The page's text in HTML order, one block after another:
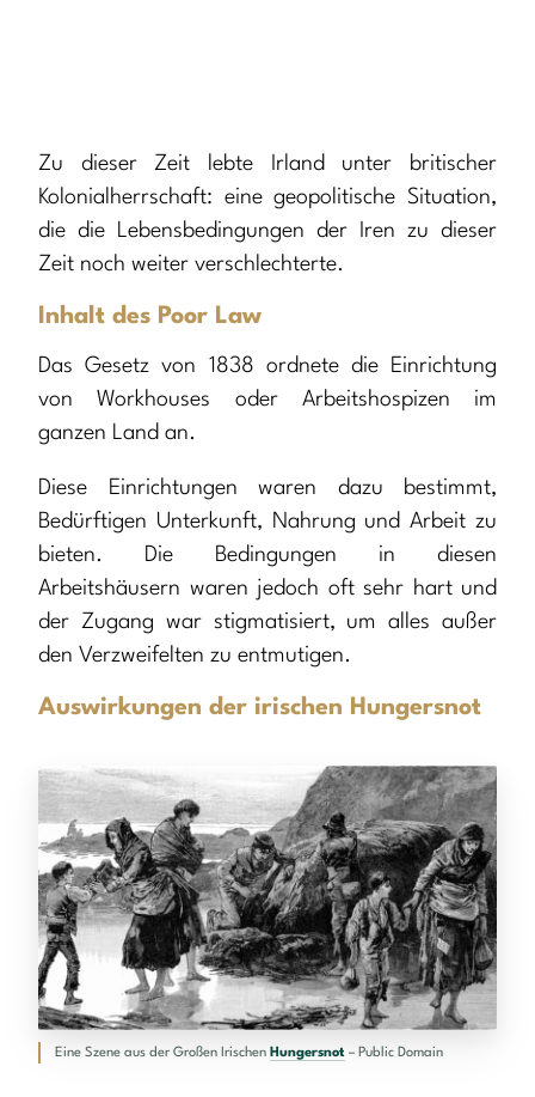
Zu dieser Zeit lebte Irland unter britischer
Kolonialherrschaft: eine geopolitische Situation,
die die Lebensbedingungen der Iren zu dieser
Zeit noch weiter verschlechterte.
Inhalt des Poor Law
Das Gesetz von 1838 ordnete die Einrichtung
von Workhouses oder Arbeitshospizen im
ganzen Land an.
Diese Einrichtungen waren dazu bestimmt,
Bedürftigen Unterkunft, Nahrung und Arbeit zu
bieten. Die Bedingungen in diesen
Arbeitshäusern waren jedoch oft sehr hart und
der Zugang war stigmatisiert, um alles außer
den Verzweifelten zu entmutigen.
Auswirkungen der irischen Hungersnot
Eine Szene aus der Großen Irischen Hungersnot – Public Domain